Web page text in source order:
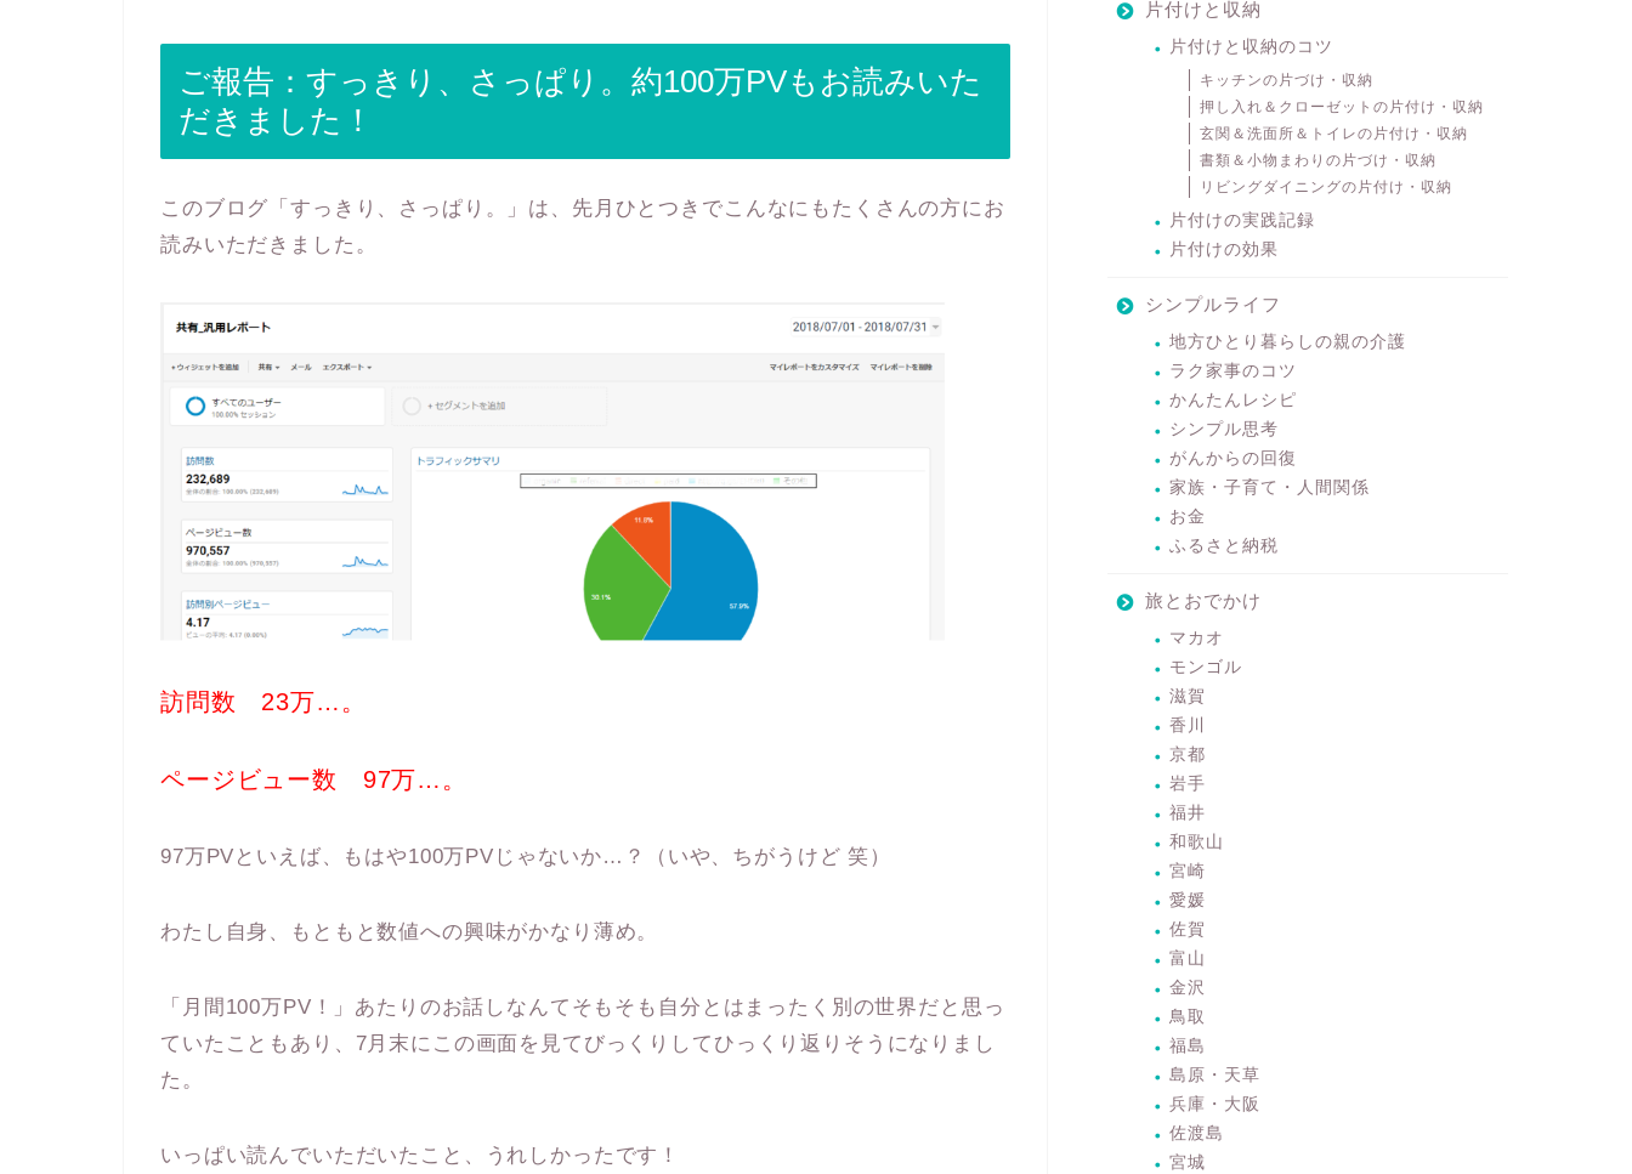
ご報告：すっきり、さっぱり。約100万PVもお読みいた
だきました！
このブログ「すっきり、さっぱり。」は、先月ひとつきでこんなにもたくさんの方にお
読みいただきました。
訪問数 23万…。
ページビュー数 97万…。
97万PVといえば、もはや100万PVじゃないか…？（いや、ちがうけど 笑）
わたし自身、もともと数値への興味がかなり薄め。
「月間100万PV！」あたりのお話しなんてそもそも自分とはまったく別の世界だと思っ
ていたこともあり、7月末にこの画面を見てびっくりしてひっくり返りそうになりまし
た。
いっぱい読んでいただいたこと、うれしかったです！
片付けと収納
片付けと収納のコツ
キッチンの片づけ・収納
押し入れ＆クローゼットの片付け・収納
玄関＆洗面所＆トイレの片付け・収納
書類＆小物まわりの片づけ・収納
リビングダイニングの片付け・収納
片付けの実践記録
片付けの効果
シンプルライフ
地方ひとり暮らしの親の介護
ラク家事のコツ
かんたんレシピ
シンプル思考
がんからの回復
家族・子育て・人間関係
お金
ふるさと納税
旅とおでかけ
マカオ
モンゴル
滋賀
香川
京都
岩手
福井
和歌山
宮崎
愛媛
佐賀
富山
金沢
鳥取
福島
島原・天草
兵庫・大阪
佐渡島
宮城